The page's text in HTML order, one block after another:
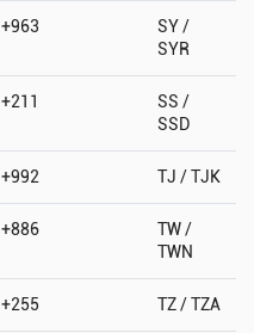
+963
SY /
SYR
+211
SS /
SSD
+992 TJ / TJK
+886
TW /
TWN
+255 TZ / TZA